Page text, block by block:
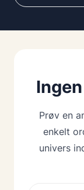
Prøv en
enkelt
univers